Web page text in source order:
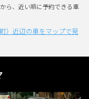
ら、近い順に予約できる車
）近辺の車をマップで見